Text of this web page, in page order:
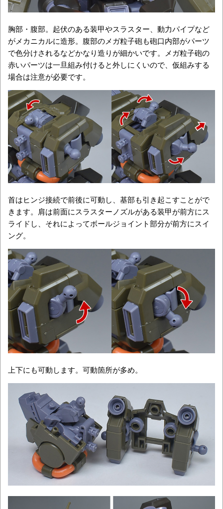
胸部・腹部。起伏のある装甲やスラスター、動力パイプなど
がメカニカルに造形。腹部のメガ粒子砲も砲口内部がパーツ
で色分けされるなどかなり造りが細かいです。メガ粒子砲の
赤いパーツは一旦組み付けると外しにくいので、仮組みする
場合は注意が必要です。
首はヒンジ接続で前後に可動し、基部も引き起こすことがで
きます。肩は前面にスラスターノズルがある装甲が前方にス
ライドし、それによってボールジョイント部分が前方にスイ
ング。
上下にも可動します。可動箇所が多め。